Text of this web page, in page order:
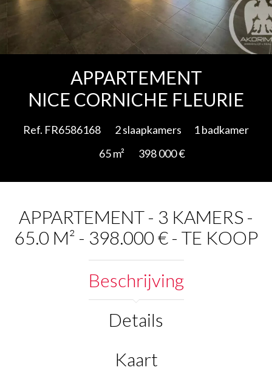
APPARTEMENT
NICE CORNICHE FLEURIE
Ref. FR6586168 2 slaapkamers
1 badkamer
65 m²
398 000 €
APPARTEMENT - 3 KAMERS -
65.0 M² - 398.000 € - TE KOOP
Beschrijving
Details
Kaart